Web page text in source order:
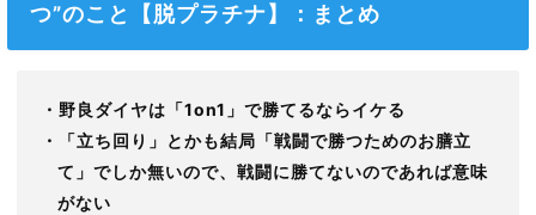
つ”のこと【脱プラチナ】：まとめ
・野良ダイヤは「1on1」で勝てるならイケる
・「立ち回り」とかも結局「戦闘で勝つためのお膳立
て」でしか無いので、戦闘に勝てないのであれば意味
がない